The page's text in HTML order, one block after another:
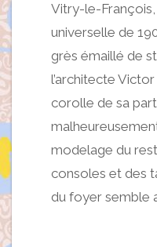
Vitry-le-François,
universelle de
grès émaillé de
l’architecte
corolle de sa
modelage du
consoles et des
du foyer semble